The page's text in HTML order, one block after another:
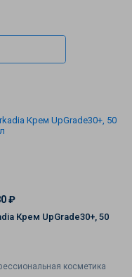
₽
Крем UpGrade30+, 50
косметика